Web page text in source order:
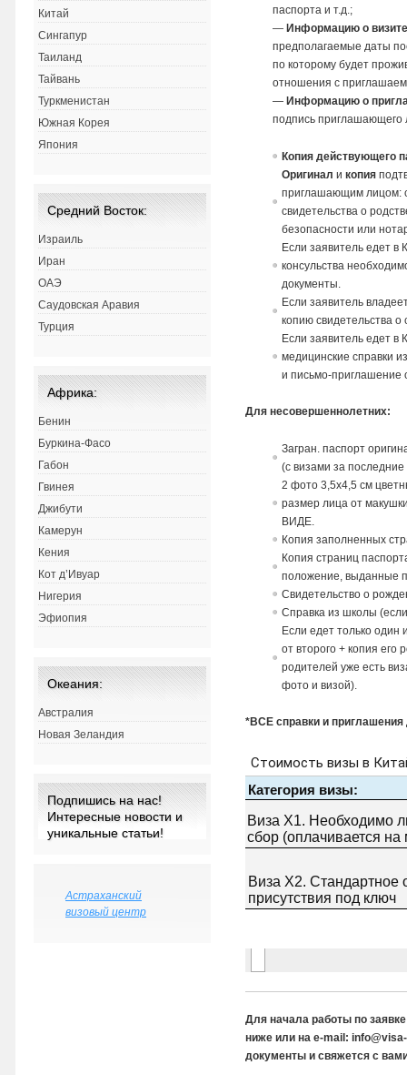
паспорта и т.д.;
— Информацию о
предполагаемые даты
по которому будет
отношения с
— Информацию о
подпись приглашающего
Копия действующего
Оригинал икопия
приглашающим лицом:
свидетельства о
безопасности или
Если заявитель едет в
консульства
документы.
Если заявитель
копию свидетельства о
Если заявитель едет в
медицинские справки
и письмо-приглашение
Для несовершеннолетних:
Загран. паспорт
(с визами за
2 фото 3,5х4,5 см
размер лица от
ВИДЕ.
Копия заполненных
Копия страниц
положение, выданные
Свидетельство о
Справка из школы
Если едет только один
от второго + копия его
родителей уже есть
фото и визой).
*ВСЕ справки и
Для начала работы по
ниже или на e-mail:
документы и свяжется с
Китай
Сингапур
Таиланд
Тайвань
Туркменистан
Южная Корея
Япония
Средний Восток:
Израиль
Иран
ОАЭ
Саудовская Аравия
Турция
Африка:
Бенин
Буркина-Фасо
Габон
Гвинея
Джибути
Камерун
Кения
Кот д’Ивуар
Нигерия
Эфиопия
Океания:
Австралия
Новая Зеландия
Подпишись на нас!
Интересные новости и
уникальные статьи!
Астраханский
визовый центр